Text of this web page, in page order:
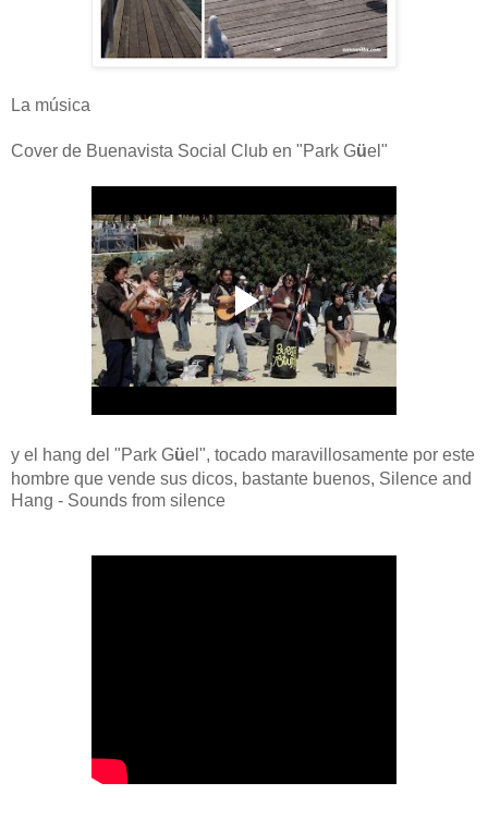
La música
Cover de Buenavista Social Club en "Park Güel"
y el hang del "Park Güel", tocado maravillosamente por este
hombre que vende sus dicos, bastante buenos, Silence and
Hang - Sounds from silence